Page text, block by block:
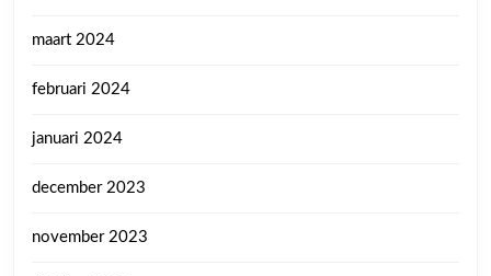
maart 2024
februari 2024
januari 2024
december 2023
november 2023